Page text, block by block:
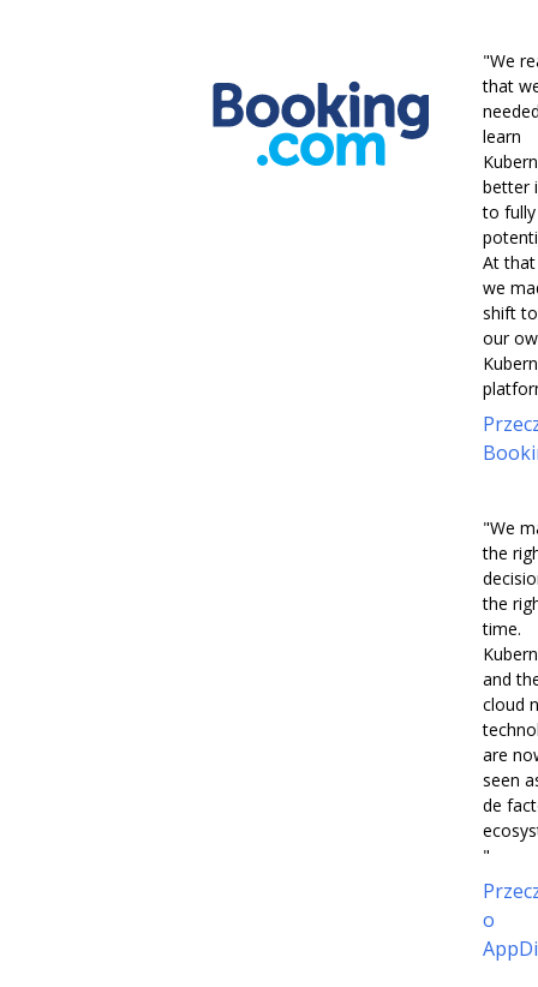
"We
that
learn
better
to
At
we
shift
our
"We
the
the
time.
and
cloud
are
seen
de
"
o